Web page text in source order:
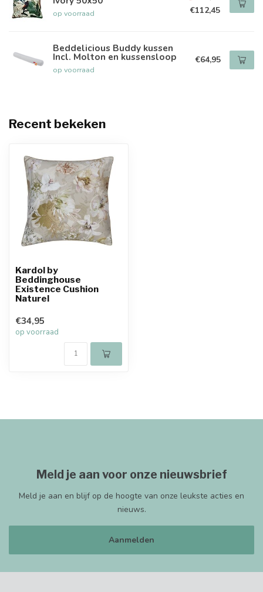
op voorraad
€112,45
Beddelicious Buddy kussen
Incl. Molton en kussensloop
op voorraad
€64,95
Recent bekeken
Kardol by
Beddinghouse
Existence Cushion
Naturel
€34,95
op voorraad
Meld je aan voor onze nieuwsbrief
Meld je aan en blijf op de hoogte van onze leukste acties en
nieuws.
Aanmelden